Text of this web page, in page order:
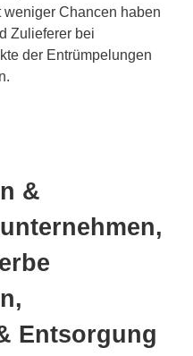
Chancen haben
Zulieferer bei
der Entrümpelungen
&
Entsorgung